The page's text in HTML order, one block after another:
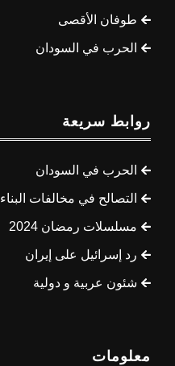
طوفان الأقصى
الحرب في السودان
روابط سريعة
الحرب في السودان
التصالح في مخالفات البناء
مسلسلات رمضان 2024
رد إسرائيل على إيران
شئون عربية و دولية
معلومات